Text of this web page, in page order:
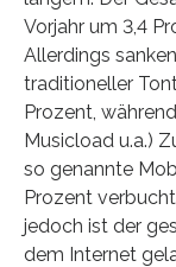
Vorjahr um 3,4
Allerdings
traditioneller
Prozent,
Musicload u.a.)
so genannte
Prozent
jedoch ist der
dem Internet